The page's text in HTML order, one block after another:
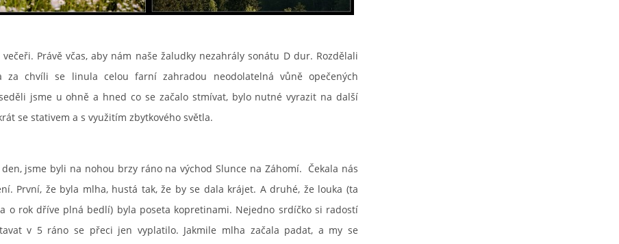
Právě včas, aby nám naše žaludky nezahrály sonátu D dur. Rozdělali
za chvíli se linula celou farní zahradou neodolatelná vůně opečených
jsme u ohně a hned co se začalo stmívat, bylo nutné vyrazit na další
se stativem a s využitím zbytkového světla.
jsme byli na nohou brzy ráno na východ Slunce na Záhomí. Čekala nás
První, že byla mlha, hustá tak, že by se dala krájet. A druhé, že louka (ta
o rok dříve plná bedlí) byla poseta kopretinami. Nejedno srdíčko si radostí
v 5 ráno se přeci jen vyplatilo. Jakmile mlha začala padat, a my se